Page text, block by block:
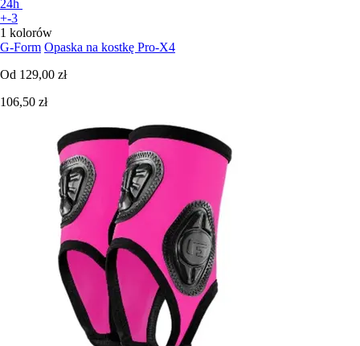
24h
+-3
1 kolorów
G-Form Opaska na kostkę Pro-X4
Od 129,00 zł
106,50 zł